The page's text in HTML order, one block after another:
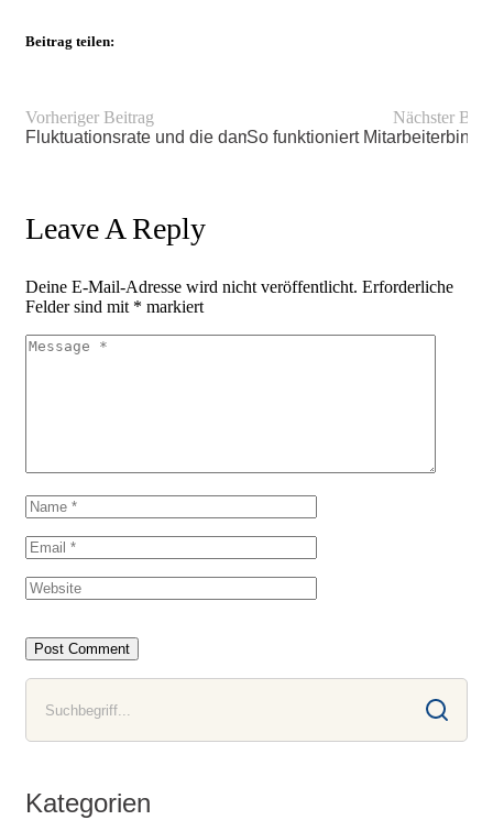
Beitrag teilen:
Vorheriger Beitrag
Fluktuationsrate und die damit verbundenen Kosten
Nächster
So funktioniert
Leave A Reply
Deine E-Mail-Adresse wird nicht veröffentlicht. Erforderliche
Felder sind mit * markiert
Kategorien